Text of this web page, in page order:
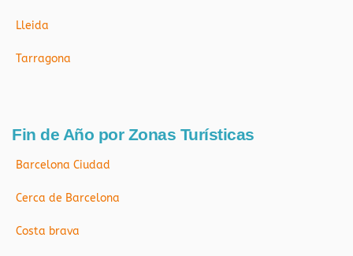
Lleida
Tarragona
Fin de Año por Zonas Turísticas
Barcelona Ciudad
Cerca de Barcelona
Costa brava